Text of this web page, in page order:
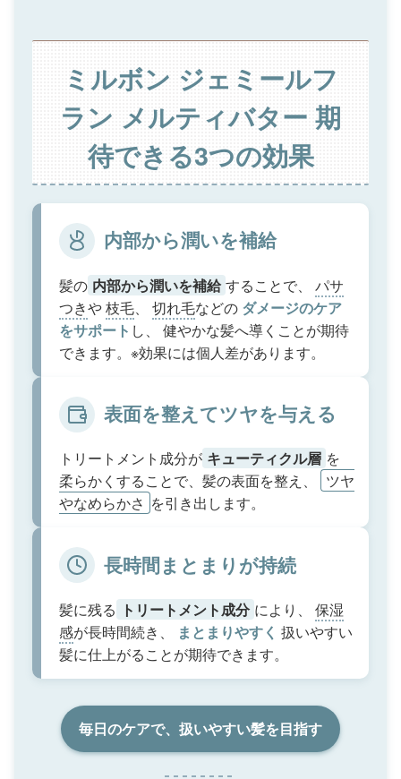
ミルボン ジェミールフ
ラン メルティバター 期
待できる3つの効果
内部から潤いを補給
髪の 内部から潤いを補給 することで、 パサ
つきや枝毛、 切れ毛などの ダメージのケア
をサポート し、 健やかな髪へ導くことが期待
できます。※効果には個人差があります。
表面を整えてツヤを与える
トリートメント成分が キューティクル層 を
柔らかくすることで、髪の表面を整え、
ツヤ
やなめらかさ を引き出します。
長時間まとまりが持続
髪に残る トリートメント成分 により、 保湿
感が長時間続き、 まとまりやすく 扱いやすい
髪に仕上がることが期待できます。
毎日のケアで、扱いやすい髪を目指す